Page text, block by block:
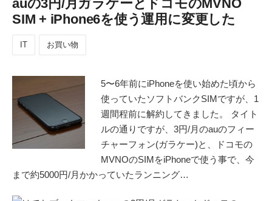
auの3円/月ガラケーとドコモのMVNO
SIM + iPhone6を使う運用に変更した
IT お買い物
5〜6年前にiPhoneを使い始めた頃から
使っていたソフトバンクSIMですが、1
週間程前に解約してきました。 タイト
ルの通りですが、3円/月のauのフィー
チャーフォン(ガラケー)と、ドコモの
MVNOのSIMをiPhoneで使う事で、今
まで約5000円/月かかっていたランニング…